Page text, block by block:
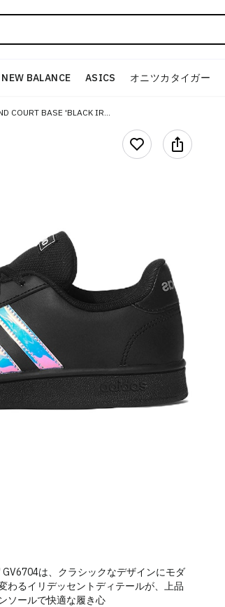
NEW BALANCE ASICS オニツカタイガー
(W) ADIDAS GRAND COURT BASE 'BLACK IRIDESCENT'
は、クラシックなデザインにモダ
わるイリデッセントディテールが、上品
ソールで快適な履き心